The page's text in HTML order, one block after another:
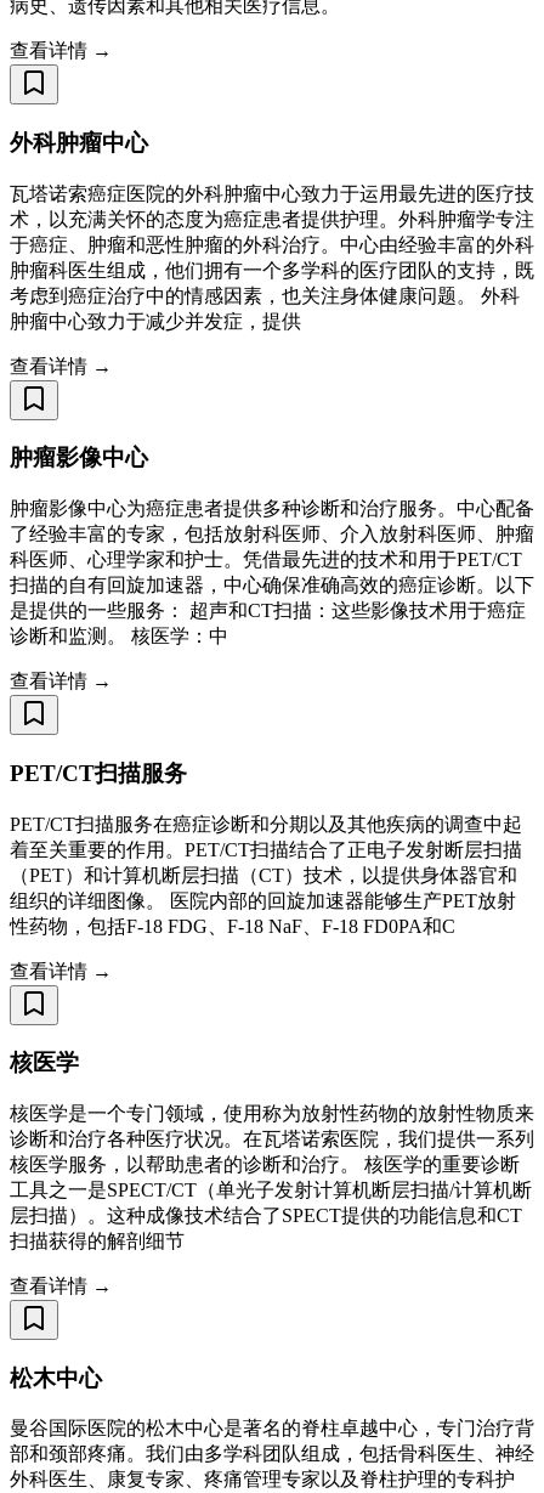
病史、遗传因素和其他相关医疗信息。
查看详情 →
外科肿瘤中心
瓦塔诺索癌症医院的外科肿瘤中心致力于运用最先进的医疗技
术，以充满关怀的态度为癌症患者提供护理。外科肿瘤学专注
于癌症、肿瘤和恶性肿瘤的外科治疗。中心由经验丰富的外科
肿瘤科医生组成，他们拥有一个多学科的医疗团队的支持，既
考虑到癌症治疗中的情感因素，也关注身体健康问题。 外科
肿瘤中心致力于减少并发症，提供
查看详情 →
肿瘤影像中心
肿瘤影像中心为癌症患者提供多种诊断和治疗服务。中心配备
了经验丰富的专家，包括放射科医师、介入放射科医师、肿瘤
科医师、心理学家和护士。凭借最先进的技术和用于PET/CT
扫描的自有回旋加速器，中心确保准确高效的癌症诊断。以下
是提供的一些服务： 超声和CT扫描：这些影像技术用于癌症
诊断和监测。 核医学：中
查看详情 →
PET/CT扫描服务
PET/CT扫描服务在癌症诊断和分期以及其他疾病的调查中起
着至关重要的作用。PET/CT扫描结合了正电子发射断层扫描
（PET）和计算机断层扫描（CT）技术，以提供身体器官和
组织的详细图像。 医院内部的回旋加速器能够生产PET放射
性药物，包括F-18 FDG、F-18 NaF、F-18 FD0PA和C
查看详情 →
核医学
核医学是一个专门领域，使用称为放射性药物的放射性物质来
诊断和治疗各种医疗状况。在瓦塔诺索医院，我们提供一系列
核医学服务，以帮助患者的诊断和治疗。 核医学的重要诊断
工具之一是SPECT/CT（单光子发射计算机断层扫描/计算机断
层扫描）。这种成像技术结合了SPECT提供的功能信息和CT
扫描获得的解剖细节
查看详情 →
松木中心
曼谷国际医院的松木中心是著名的脊柱卓越中心，专门治疗背
部和颈部疼痛。我们由多学科团队组成，包括骨科医生、神经
外科医生、康复专家、疼痛管理专家以及脊柱护理的专科护